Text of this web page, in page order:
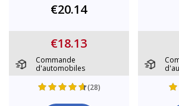
€20.14
€18.13
Commande
d'automobiles
(28)